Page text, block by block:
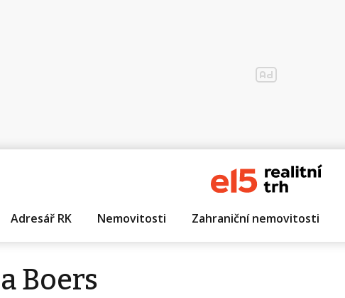
Adresář RK Nemovitosti Zahraniční nemovitosti
Boers